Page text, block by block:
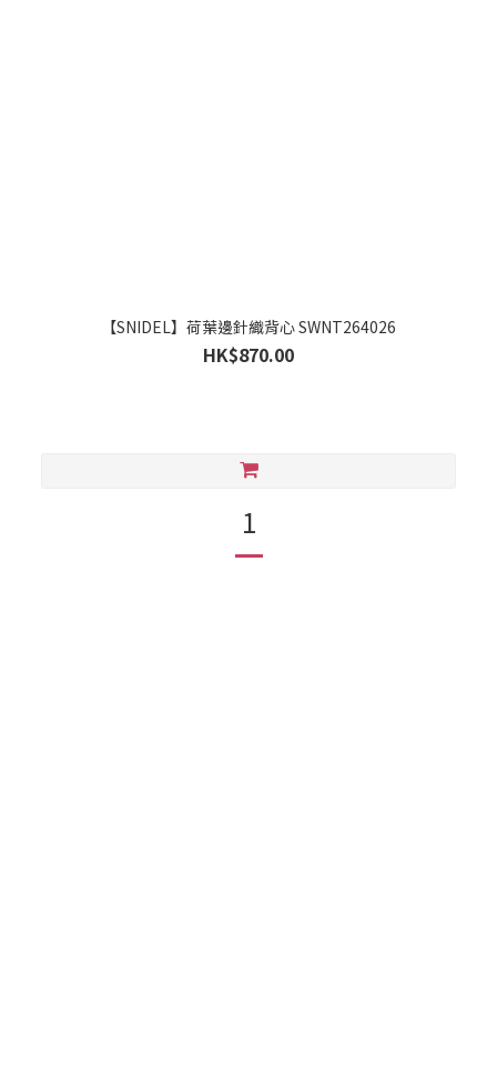
【SNIDEL】荷葉邊針織背心 SWNT264026
HK$870.00
1